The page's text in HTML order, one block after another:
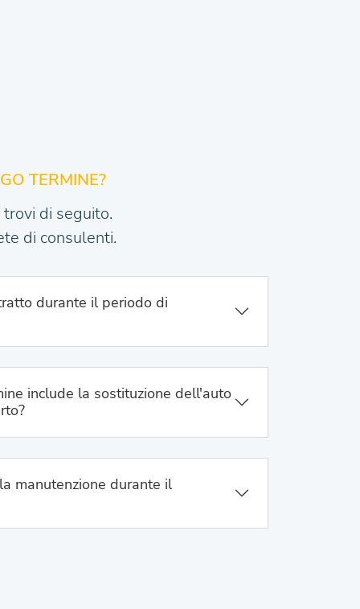
TERMINE?
di seguito.
di consulenti.
durante il periodo di
include la sostituzione dell'auto
manutenzione durante il